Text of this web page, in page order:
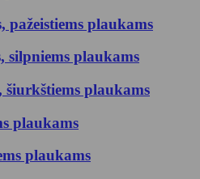
pažeistiems plaukams
silpniems plaukams
šiurkštiems plaukams
plaukams
plaukams